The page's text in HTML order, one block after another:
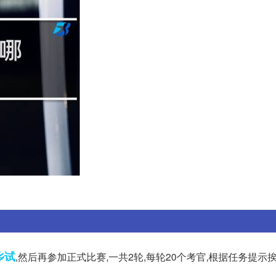
试,然后再参加正式比赛,一共2轮,每轮20个考官,根据任务提示